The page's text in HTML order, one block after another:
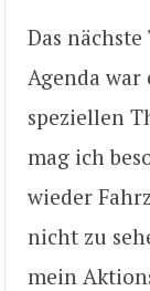
Das
Agenda
speziellen
mag ich
wieder
nicht zu
mein